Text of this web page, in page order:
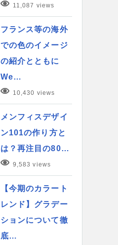
11,087 views
フランス等の海外
での色のイメージ
の紹介とともに
We…
10,430 views
メンフィスデザイ
ン101の作り方と
は？再注目の80…
9,583 views
【今期のカラート
レンド】グラデー
ションについて徹
底…